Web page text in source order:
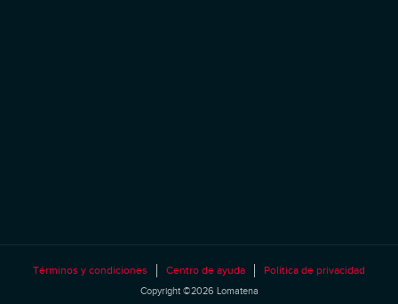
Términos y condiciones Centro de ayuda Política de privacidad
Copyright ©2026 Lomatena